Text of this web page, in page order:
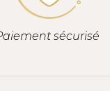
sécurisé